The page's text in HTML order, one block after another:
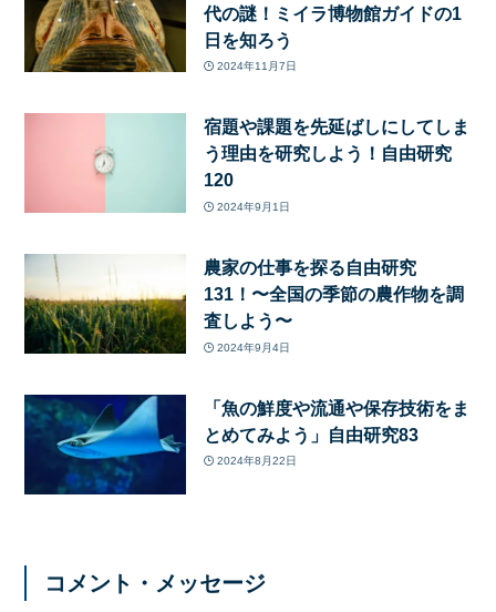
代の謎！ミイラ博物館ガイドの1
日を知ろう
2024年11月7日
宿題や課題を先延ばしにしてしま
う理由を研究しよう！自由研究
120
2024年9月1日
農家の仕事を探る自由研究
131！〜全国の季節の農作物を調
査しよう〜
2024年9月4日
「魚の鮮度や流通や保存技術をま
とめてみよう」自由研究83
2024年8月22日
コメント・メッセージ